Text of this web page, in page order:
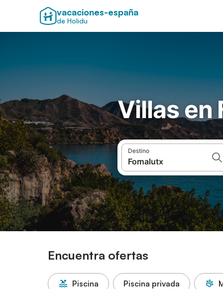
vacaciones-españa
de Holidu
Villas en
Destino
Encuentra ofertas
Piscina Piscina privada